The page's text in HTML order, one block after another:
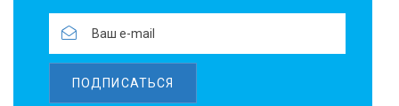
ПОДПИСАТЬСЯ